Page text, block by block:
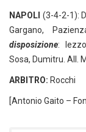
NAPOLI (3-4-2-1):
Gargano,
disposizione:
Sosa, Dumitru. All.
ARBITRO: Rocchi
[Antonio Gaito –